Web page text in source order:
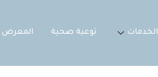
الخدمات توعية صحية المعرض